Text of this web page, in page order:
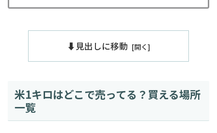
⬇️見出しに移動
米1キロはどこで売ってる？買える場所
一覧